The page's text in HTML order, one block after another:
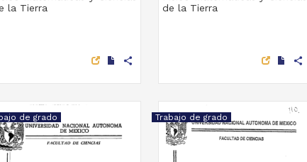
la Tierra
share
de la Tierra
share
de grado Trabajo de grado